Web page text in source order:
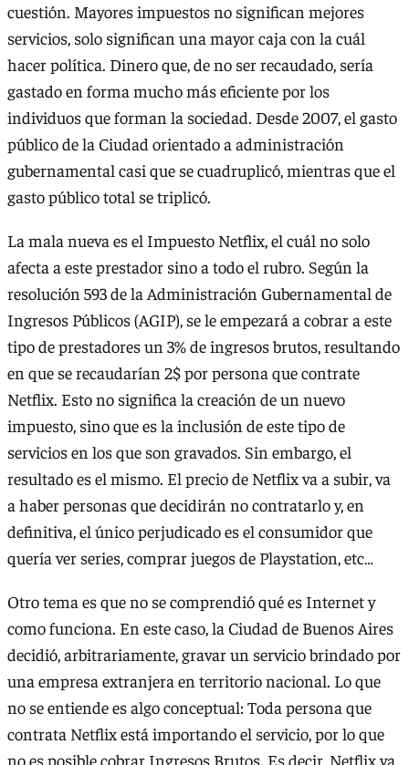
cuestión. Mayores impuestos no significan mejores
servicios, solo significan una mayor caja con la cuál
hacer política. Dinero que, de no ser recaudado, sería
gastado en forma mucho más eficiente por los
individuos que forman la sociedad. Desde 2007, el gasto
público de la Ciudad orientado a administración
gubernamental casi que se cuadruplicó, mientras que el
gasto público total se triplicó.
La mala nueva es el Impuesto Netflix, el cuál no solo
afecta a este prestador sino a todo el rubro. Según la
resolución 593 de la Administración Gubernamental de
Ingresos Públicos (AGIP), se le empezará a cobrar a este
tipo de prestadores un 3% de ingresos brutos, resultando
en que se recaudarían 2$ por persona que contrate
Netflix. Esto no significa la creación de un nuevo
impuesto, sino que es la inclusión de este tipo de
servicios en los que son gravados. Sin embargo, el
resultado es el mismo. El precio de Netflix va a subir, va
a haber personas que decidirán no contratarlo y, en
definitiva, el único perjudicado es el consumidor que
quería ver series, comprar juegos de Playstation, etc…
Otro tema es que no se comprendió qué es Internet y
como funciona. En este caso, la Ciudad de Buenos Aires
decidió, arbitrariamente, gravar un servicio brindado por
una empresa extranjera en territorio nacional. Lo que
no se entiende es algo conceptual: Toda persona que
contrata Netflix está importando el servicio, por lo que
no es posible cobrar Ingresos Brutos. Es decir, Netflix ya